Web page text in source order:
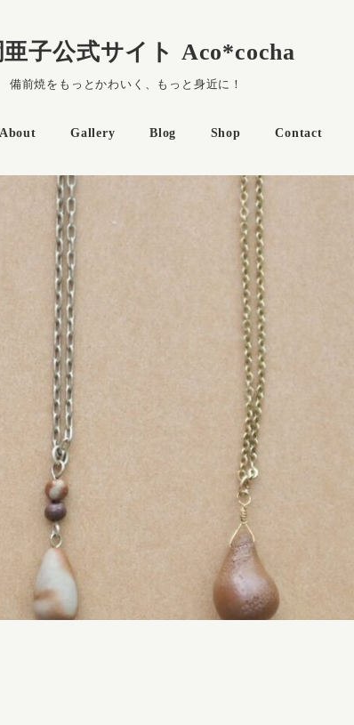
子公式サイト Aco*cocha
備前焼をもっとかわいく、もっと身近に！
About Gallery Blog Shop Contact